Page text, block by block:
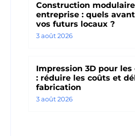
Construction
entreprise : quels
vos futurs locaux ?
3 août 2026
Impression 3D pour
: réduire les coûts et
fabrication
3 août 2026